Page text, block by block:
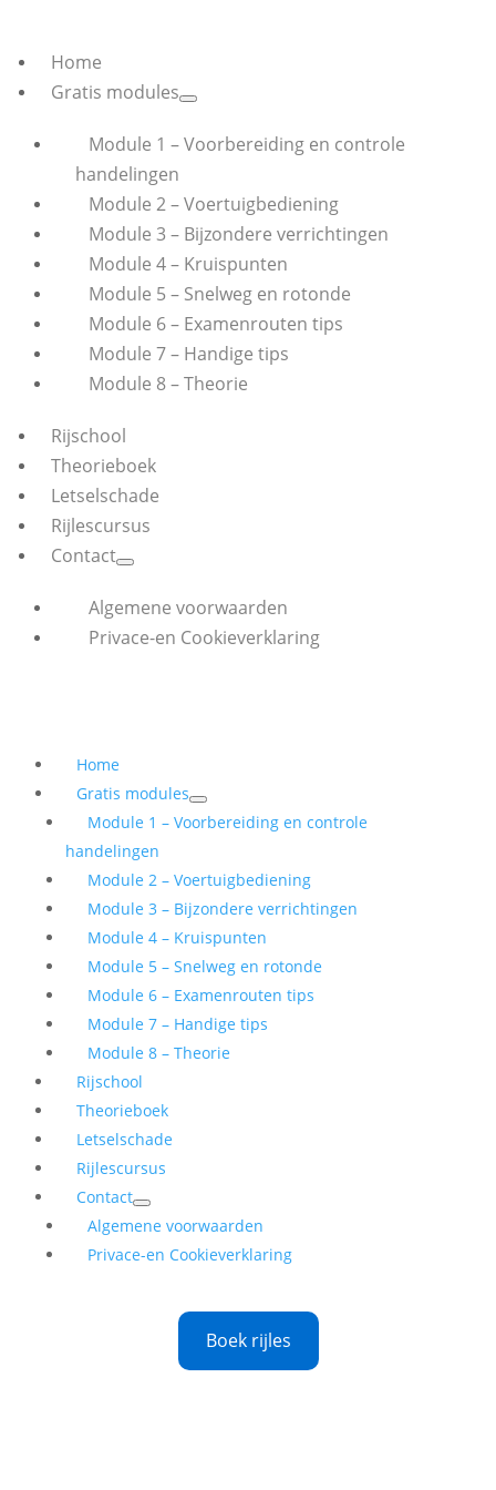
Home
Gratis modules
Module 1 – Voorbereiding en controle
handelingen
Module 2 – Voertuigbediening
Module 3 – Bijzondere verrichtingen
Module 4 – Kruispunten
Module 5 – Snelweg en rotonde
Module 6 – Examenrouten tips
Module 7 – Handige tips
Module 8 – Theorie
Rijschool
Theorieboek
Letselschade
Rijlescursus
Contact
Algemene voorwaarden
Privace-en Cookieverklaring
Home
Gratis modules
Module 1 – Voorbereiding en controle
handelingen
Module 2 – Voertuigbediening
Module 3 – Bijzondere verrichtingen
Module 4 – Kruispunten
Module 5 – Snelweg en rotonde
Module 6 – Examenrouten tips
Module 7 – Handige tips
Module 8 – Theorie
Rijschool
Theorieboek
Letselschade
Rijlescursus
Contact
Algemene voorwaarden
Privace-en Cookieverklaring
Boek rijles